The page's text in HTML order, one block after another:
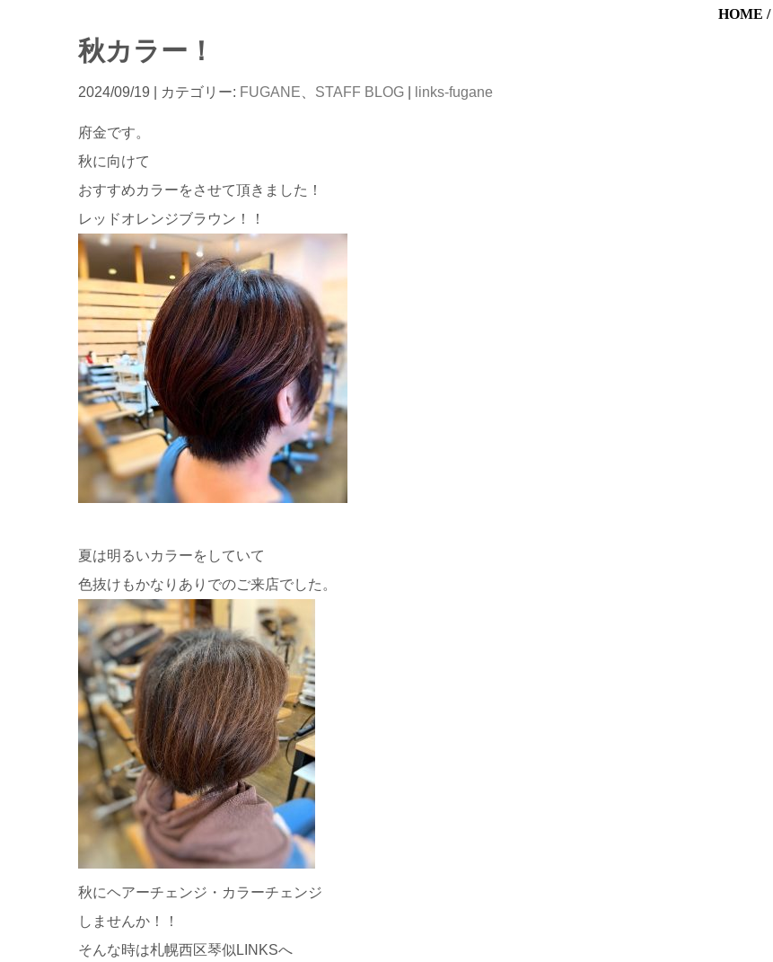
HOME /
秋カラー！
2024/09/19 | カテゴリー: FUGANE STAFF BLOG links-fugane
府金です。
秋に向けて
おすすめカラーをさせて頂きました！
レッドオレンジブラウン！！
夏は明るいカラーをしていて
色抜けもかなりありでのご来店でした。
秋にヘアーチェンジ・カラーチェンジ
しませんか！！
そんな時は札幌西区琴似LINKSへ